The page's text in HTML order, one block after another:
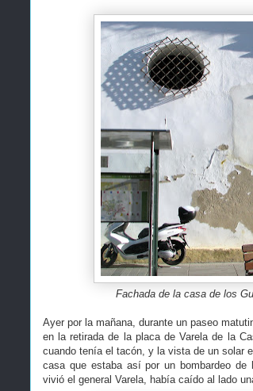
Fachada de la casa de los
Ayer por la mañana, durante un paseo
en la retirada de la placa de Varela de la
cuando tenía el tacón, y la vista de un solar
casa que estaba así por un bombardeo
vivió el general Varela, había caído al lado